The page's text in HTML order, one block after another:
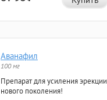
Аванафил
100 мг
Препарат для усиления эрекции
нового поколения!